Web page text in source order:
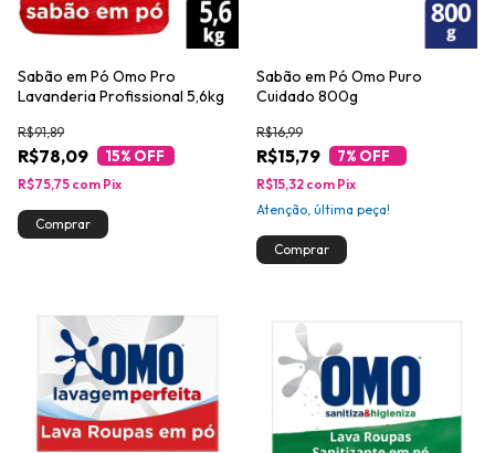
Sabão em Pó Omo Pro
Lavanderia Profissional 5,6kg
R$78,09
R$91,89
15% OFF
R$75,75 com Pix
Sabão em Pó Omo Puro
Cuidado 800g
R$15,79
R$16,99
7% OFF
R$15,32 com Pix
Atenção, última peça!